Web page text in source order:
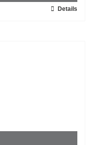
Details